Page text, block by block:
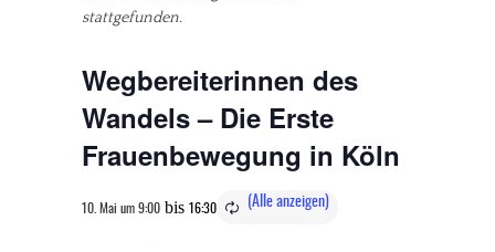
stattgefunden.
Wegbereiterinnen des
Wandels – Die Erste
Frauenbewegung in Köln
10. Mai um 9:00 bis 16:30